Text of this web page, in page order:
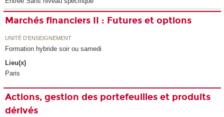
Marchés financiers II : Futures et options
UNITÉ D’ENSEIGNEMENT
Formation hybride soir ou samedi
Lieu(x)
Paris
Actions, gestion des portefeuilles et produits
dérivés